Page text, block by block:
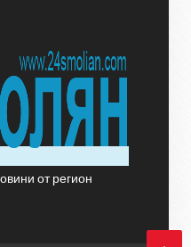
от регион